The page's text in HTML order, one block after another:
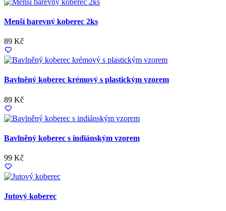
Menší barevný koberec 2ks
89 Kč
Bavlněný koberec krémový s plastickým vzorem
89 Kč
Bavlněný koberec s indiánským vzorem
99 Kč
Jutový koberec